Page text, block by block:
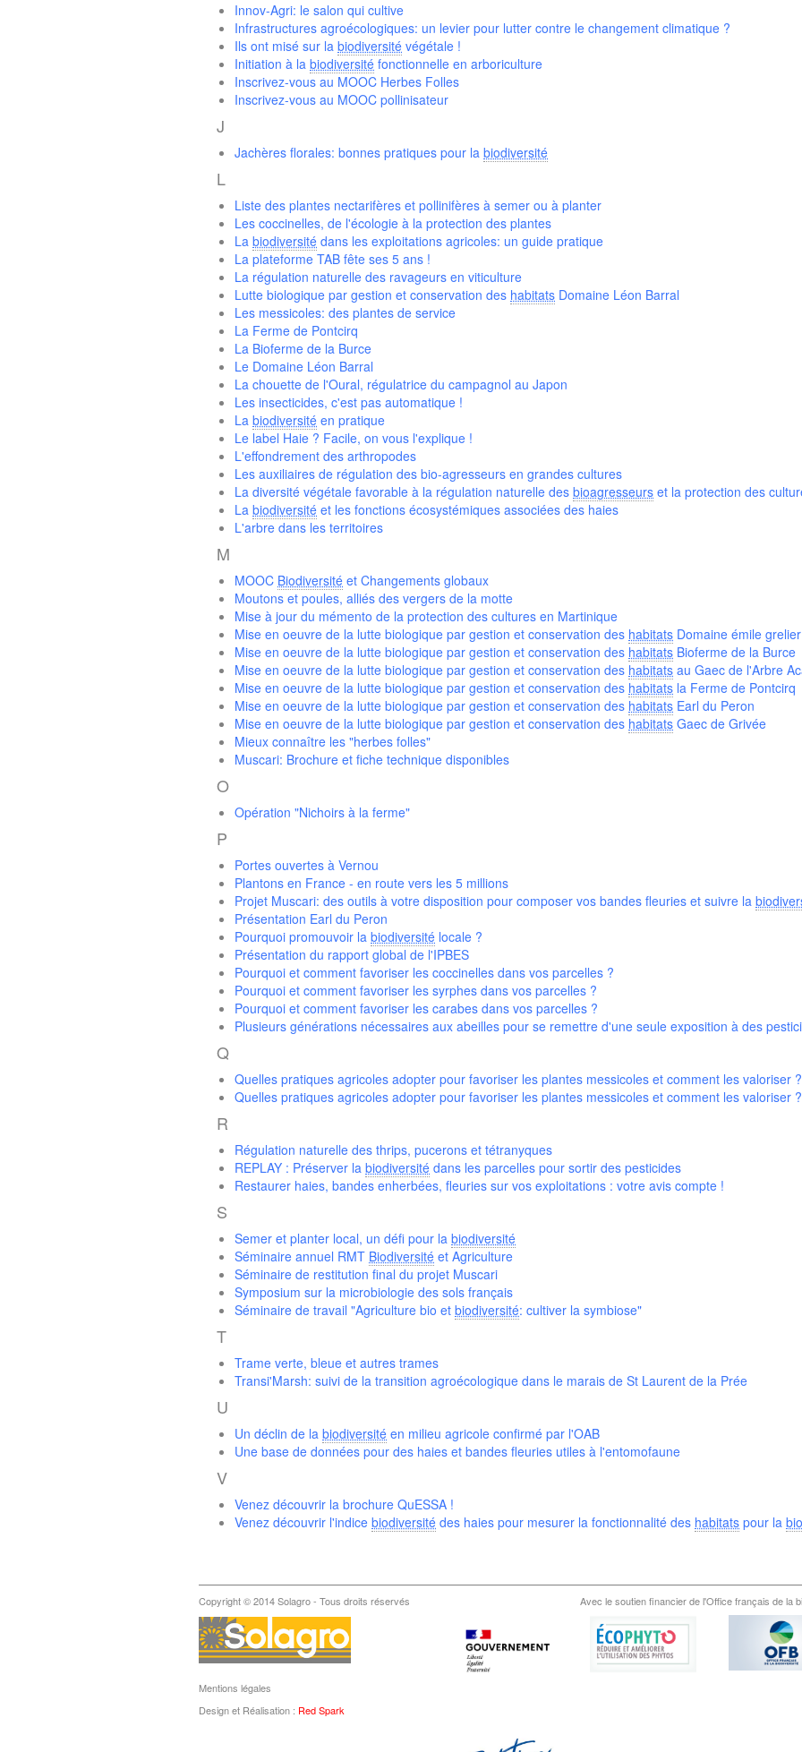
Innov-Agri: le salon qui cultive
Infrastructures agroécologiques: un levier pour lutter contre le changement climatique ?
Ils ont misé sur la biodiversité végétale !
Initiation à la biodiversité fonctionnelle en arboriculture
Inscrivez-vous au MOOC Herbes Folles
Inscrivez-vous au MOOC pollinisateur
J
Jachères florales: bonnes pratiques pour la biodiversité
L
Liste des plantes nectarifères et pollinifères à semer ou à planter
Les coccinelles, de l'écologie à la protection des plantes
La biodiversité dans les exploitations agricoles: un guide pratique
La plateforme TAB fête ses 5 ans !
La régulation naturelle des ravageurs en viticulture
Lutte biologique par gestion et conservation des habitats Domaine Léon Barral
Les messicoles: des plantes de service
La Ferme de Pontcirq
La Bioferme de la Burce
Le Domaine Léon Barral
La chouette de l'Oural, régulatrice du campagnol au Japon
Les insecticides, c'est pas automatique !
La biodiversité en pratique
Le label Haie ? Facile, on vous l'explique !
L'effondrement des arthropodes
Les auxiliaires de régulation des bio-agresseurs en grandes cultures
La diversité végétale favorable à la régulation naturelle des bioagresseurs et la protection des
La biodiversité et les fonctions écosystémiques associées des haies
L'arbre dans les territoires
M
MOOC Biodiversité et Changements globaux
Moutons et poules, alliés des vergers de la motte
Mise à jour du mémento de la protection des cultures en Martinique
Mise en oeuvre de la lutte biologique par gestion et conservation des habitats Domaine émile grelier
Mise en oeuvre de la lutte biologique par gestion et conservation des habitats Bioferme de la Burce
Mise en oeuvre de la lutte biologique par gestion et conservation des habitats au Gaec de l'Arbre
Mise en oeuvre de la lutte biologique par gestion et conservation des habitats la Ferme de Pontcirq
Mise en oeuvre de la lutte biologique par gestion et conservation des habitats Earl du Peron
Mise en oeuvre de la lutte biologique par gestion et conservation des habitats Gaec de Grivée
Mieux connaître les "herbes folles"
Muscari: Brochure et fiche technique disponibles
O
Opération "Nichoirs à la ferme"
P
Portes ouvertes à Vernou
Plantons en France - en route vers les 5 millions
Projet Muscari: des outils à votre disposition pour composer vos bandes fleuries et suivre la
Présentation Earl du Peron
Pourquoi promouvoir la biodiversité locale ?
Présentation du rapport global de l'IPBES
Pourquoi et comment favoriser les coccinelles dans vos parcelles ?
Pourquoi et comment favoriser les syrphes dans vos parcelles ?
Pourquoi et comment favoriser les carabes dans vos parcelles ?
Plusieurs générations nécessaires aux abeilles pour se remettre d'une seule exposition à des
Q
Quelles pratiques agricoles adopter pour favoriser les plantes messicoles et comment les valoriser ?
Quelles pratiques agricoles adopter pour favoriser les plantes messicoles et comment les valoriser ?
R
Régulation naturelle des thrips, pucerons et tétranyques
REPLAY : Préserver la biodiversité dans les parcelles pour sortir des pesticides
Restaurer haies, bandes enherbées, fleuries sur vos exploitations : votre avis compte !
S
Semer et planter local, un défi pour la biodiversité
Séminaire annuel RMT Biodiversité et Agriculture
Séminaire de restitution final du projet Muscari
Symposium sur la microbiologie des sols français
Séminaire de travail "Agriculture bio et biodiversité: cultiver la symbiose"
T
Trame verte, bleue et autres trames
Transi'Marsh: suivi de la transition agroécologique dans le marais de St Laurent de la Prée
U
Un déclin de la biodiversité en milieu agricole confirmé par l'OAB
Une base de données pour des haies et bandes fleuries utiles à l'entomofaune
V
Venez découvrir la brochure QuESSA !
Venez découvrir l'indice biodiversité des haies pour mesurer la fonctionnalité des habitats pour la
Copyright © 2014 Solagro - Tous droits réservés
Mentions légales
Design et Réalisation : Red Spark
Avec le soutien financier de l'Office français de la